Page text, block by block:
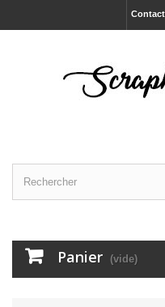
Panier (vide)